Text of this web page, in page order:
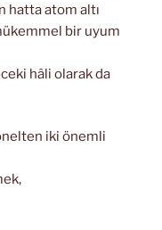
hatta atom altı
bir uyum
hâli olarak da
iki önemli